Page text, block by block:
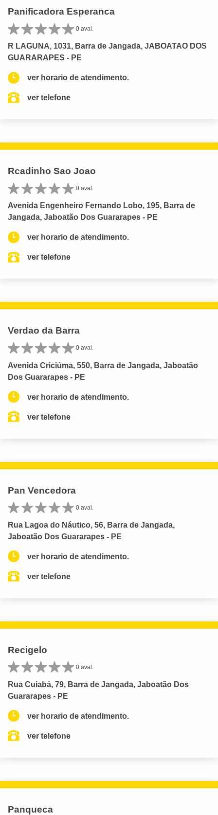
Panificadora Esperanca
0 aval.
R LAGUNA, 1031, Barra de Jangada, JABOATAO DOS
GUARARAPES - PE
ver horario de atendimento.
ver telefone
Rcadinho Sao Joao
0 aval.
Avenida Engenheiro Fernando Lobo, 195, Barra de
Jangada, Jaboatão Dos Guararapes - PE
ver horario de atendimento.
ver telefone
Verdao da Barra
0 aval.
Avenida Criciúma, 550, Barra de Jangada, Jaboatão
Dos Guararapes - PE
ver horario de atendimento.
ver telefone
Pan Vencedora
0 aval.
Rua Lagoa do Náutico, 56, Barra de Jangada,
Jaboatão Dos Guararapes - PE
ver horario de atendimento.
ver telefone
Recigelo
0 aval.
Rua Cuiabá, 79, Barra de Jangada, Jaboatão Dos
Guararapes - PE
ver horario de atendimento.
ver telefone
Panqueca